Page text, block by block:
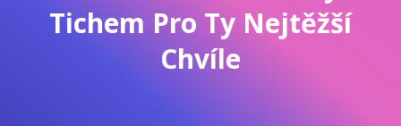
Tichem Pro Ty Nejtěžší
Chvíle